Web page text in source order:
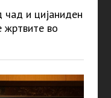
чад и цијаниден
жртвите во